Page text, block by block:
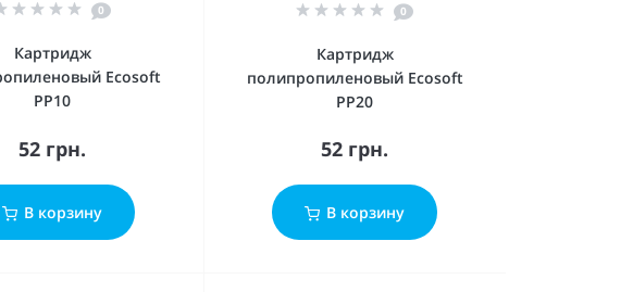
0
Картридж
Ecosoft
PP10
52 грн.
В корзину
0
Картридж
полипропиленовый Ecosoft
PP20
52 грн.
В корзину